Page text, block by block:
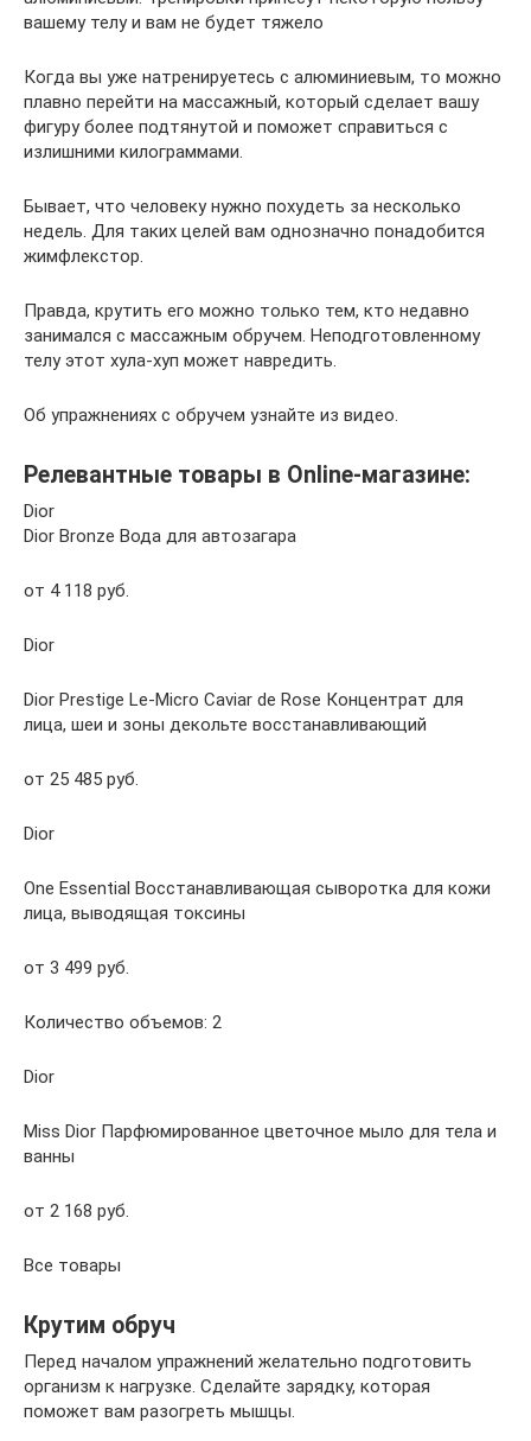
вашему телу и вам не будет тяжело
Когда вы уже натренируетесь с алюминиевым, то можно
плавно перейти на массажный, который сделает вашу
фигуру более подтянутой и поможет справиться с
излишними килограммами.
Бывает, что человеку нужно похудеть за несколько
недель. Для таких целей вам однозначно понадобится
жимфлекстор.
Правда, крутить его можно только тем, кто недавно
занимался с массажным обручем. Неподготовленному
телу этот хула-хуп может навредить.
Об упражнениях с обручем узнайте из видео.
Релевантные товары в Online-магазине:
Dior
Dior Bronze Вода для автозагара
от 4 118 руб.
Dior
Dior Prestige Le-Micro Caviar de Rose Концентрат для
лица, шеи и зоны декольте восстанавливающий
от 25 485 руб.
Dior
One Essential Восстанавливающая сыворотка для кожи
лица, выводящая токсины
от 3 499 руб.
Количество объемов: 2
Dior
Miss Dior Парфюмированное цветочное мыло для тела и
ванны
от 2 168 руб.
Все товары
Крутим обруч
Перед началом упражнений желательно подготовить
организм к нагрузке. Сделайте зарядку, которая
поможет вам разогреть мышцы.